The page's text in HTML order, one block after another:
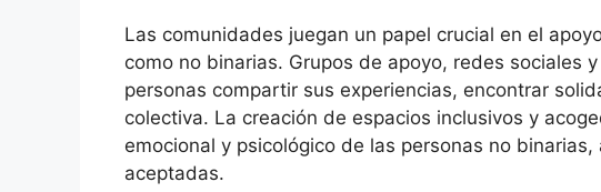
Las comunidades juegan un papel crucial en el
como no binarias. Grupos de apoyo, redes sociales
personas compartir sus experiencias, encontrar
colectiva. La creación de espacios inclusivos y
emocional y psicológico de las personas no
aceptadas.